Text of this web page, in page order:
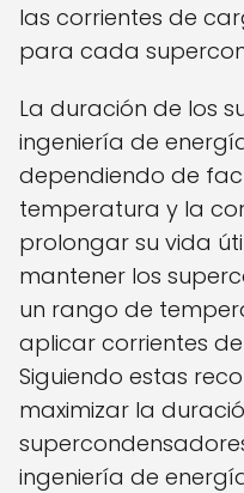
las corrientes de
para cada
La duración de los
ingeniería de
dependiendo de
temperatura y la
prolongar su vida
mantener los
un rango de
aplicar corrientes
Siguiendo estas
maximizar la
ingeniería de